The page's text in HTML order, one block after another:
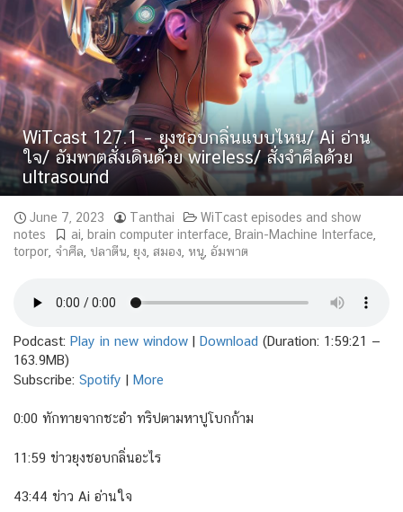
WiTcast 127.1 – ยุงชอบกลิ่นแบบไหน/ Ai อ่าน
ใจ/ อัมพาตสั่งเดินด้วย wireless/ สั่งจำศีลด้วย
ultrasound
June 7, 2023 Tanthai
WiTcast episodes and show
notes
ai brain computer interface Brain-Machine Interface
torpor จำศีล ปลาตีน ยุง สมอง หนู อัมพาต
Podcast: Play in new window | Download (Duration: 1:59:21 —
163.9MB)
Subscribe: Spotify | More
0:00 ทักทายจากชะอำ ทริปตามหาปูโบกก้าม
11:59 ข่าวยุงชอบกลิ่นอะไร
43:44 ข่าว Ai อ่านใจ